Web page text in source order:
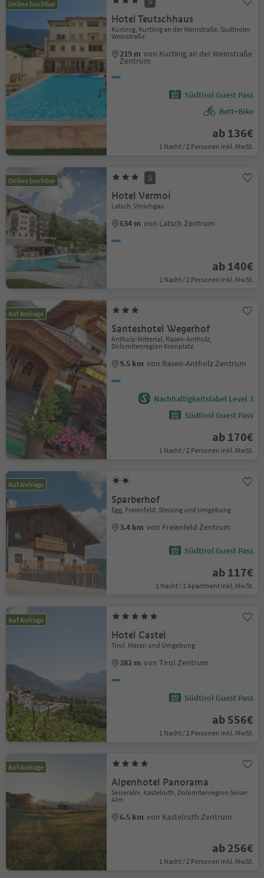
Online buchbar
Hotel Teutschhaus
Kurtinig, Kurtinig an der Weinstraße, Südtiroler
Weinstraße
219 m von Kurtinig an der Weinstraße
Zentrum
Südtirol Guest Pass
Bett+Bike
ab 136€
1 Nacht / 2 Personen Inkl. MwSt.
Online buchbar S
Hotel Vermoi
Latsch, Vinschgau
634 m von Latsch Zentrum
ab 140€
1 Nacht / 2 Personen Inkl. MwSt.
Auf Anfrage
Santeshotel Wegerhof
Antholz-Mittertal, Rasen-Antholz,
Dolomitenregion Kronplatz
9.5 km von Rasen-Antholz Zentrum
Nachhaltigkeitslabel Level 3
Südtirol Guest Pass
ab 170€
1 Nacht / 2 Personen Inkl. MwSt.
Auf Anfrage
Sparberhof
Egg, Freienfeld, Sterzing und Umgebung
3.4 km von Freienfeld Zentrum
Südtirol Guest Pass
ab 117€
1 Nacht / 1 Apartment Inkl. MwSt.
Auf Anfrage
Hotel Castel
Tirol, Meran und Umgebung
282 m von Tirol Zentrum
Südtirol Guest Pass
ab 556€
1 Nacht / 2 Personen Inkl. MwSt.
Auf Anfrage
Alpenhotel Panorama
Seiseralm, Kastelruth, Dolomitenregion Seiser
Alm
6.5 km von Kastelruth Zentrum
ab 256€
1 Nacht / 2 Personen Inkl. MwSt.